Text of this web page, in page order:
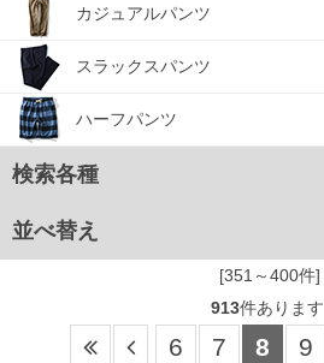
カジュアルパンツ
スラックスパンツ
ハーフパンツ
検索各種
並べ替え
[351～400件]
913件あります
6 7 8 9